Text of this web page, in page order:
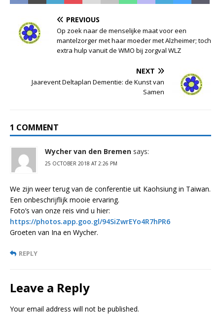
PREVIOUS
Op zoek naar de menselijke maat voor een
mantelzorger met haar moeder met Alzheimer; toch
extra hulp vanuit de WMO bij zorgval WLZ
NEXT
Jaarevent Deltaplan Dementie: de Kunst van
Samen
1 COMMENT
Wycher van den Bremen says:
25 OCTOBER 2018 AT 2:26 PM
We zijn weer terug van de conferentie uit Kaohsiung in Taiwan.
Een onbeschrijflijk mooie ervaring.
Foto’s van onze reis vind u hier:
https://photos.app.goo.gl/94SiZwrEYo4R7hPR6
Groeten van Ina en Wycher.
REPLY
Leave a Reply
Your email address will not be published.